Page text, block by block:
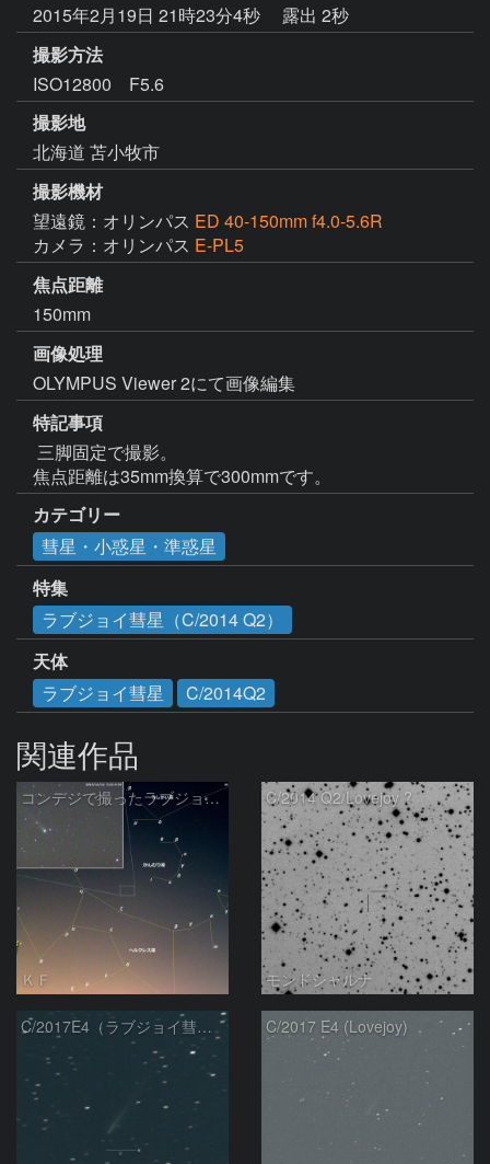
2015年2月19日 21時23分4秒
露出 2秒
撮影方法
ISO12800 F5.6
撮影地
北海道 苫小牧市
撮影機材
望遠鏡：オリンパス ED 40-150mm f4.0-5.6R
カメラ：オリンパス E-PL5
焦点距離
150mm
画像処理
OLYMPUS Viewer 2にて画像編集
特記事項
焦点距離は35mm換算で300mmです。
カテゴリー
彗星・小惑星・準惑星
特集
ラブジョイ彗星（C/2014 Q2）
天体
ラブジョイ彗星
C/2014Q2
関連作品
コンデジで撮ったラブジョイ彗星（3）
ＫＦ
C/2014 Q2/Lovejoy ?
モンドシャルナ
C/2017E4（ラブジョイ彗星） C/2017 E4 (Lovejoy)